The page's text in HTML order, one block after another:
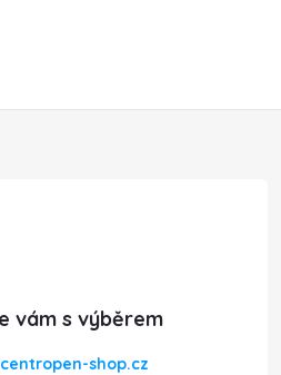
centropen-shop.cz